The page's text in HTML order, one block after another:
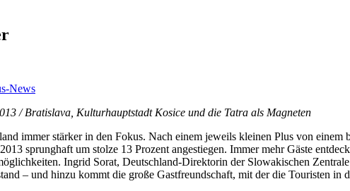
News
/ Bratislava, Kulturhauptstadt Kosice und die Tatra als Magneten
immer stärker in den Fokus. Nach einem jeweils kleinen Plus von einem
sprunghaft um stolze 13 Prozent angestiegen. Immer mehr Gäste
Ingrid Sorat, Deutschland-Direktorin der Slowakischen
– und hinzu kommt die große Gastfreundschaft, mit der die Touristen in